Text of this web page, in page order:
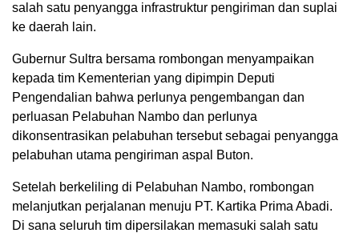
salah satu penyangga infrastruktur pengiriman dan suplai
ke daerah lain.
Gubernur Sultra bersama rombongan menyampaikan
kepada tim Kementerian yang dipimpin Deputi
Pengendalian bahwa perlunya pengembangan dan
perluasan Pelabuhan Nambo dan perlunya
dikonsentrasikan pelabuhan tersebut sebagai penyangga
pelabuhan utama pengiriman aspal Buton.
Setelah berkeliling di Pelabuhan Nambo, rombongan
melanjutkan perjalanan menuju PT. Kartika Prima Abadi.
Di sana seluruh tim dipersilakan memasuki salah satu